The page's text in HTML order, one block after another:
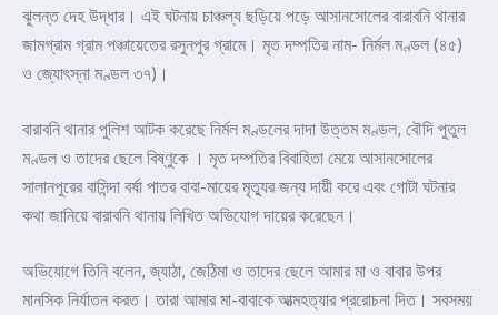
ঝুলন্ত দেহ উদ্ধার। এই ঘটনায় চাঞ্চল্য ছড়িয়ে পড়ে আসানসোলের বারাবনি থানার
জামগ্রাম গ্রাম পঞ্চায়েতের রসুনপুর গ্রামে। মৃত দম্পতির নাম- নির্মল মণ্ডল (৪৫)
ও জ্যোৎস্না মণ্ডল ৩৭)।
বারাবনি থানার পুলিশ আটক করেছে নির্মল মণ্ডলের দাদা উত্তম মণ্ডল, বৌদি পুতুল
মণ্ডল ও তাদের ছেলে বিষ্ণুকে । মৃত দম্পতির বিবাহিতা মেয়ে আসানসোলের
সালানপুরের বাসিন্দা বর্ষা পাতর বাবা-মায়ের মৃত্যুর জন্য দায়ী করে এবং গোটা ঘটনার
কথা জানিয়ে বারাবনি থানায় লিখিত অভিযোগ দায়ের করেছেন।
অভিযোগে তিনি বলেন, জ্যাঠা, জেঠিমা ও তাদের ছেলে আমার মা ও বাবার উপর
মানসিক নির্যাতন করত। তারা আমার মা-বাবাকে আত্মহত্যার প্ররোচনা দিত। সবসময়